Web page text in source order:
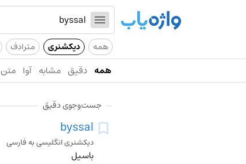
همه دیکشنری مترادف
همه دقیق مشابه آوا متن
جست‌وجوی دقیق
byssal
دیکشنری انگلیسی به فارسی
باسیل